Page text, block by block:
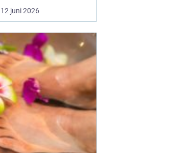
tomt till en funktionell,
vacker och långsiktigt
...
12 juni 2026